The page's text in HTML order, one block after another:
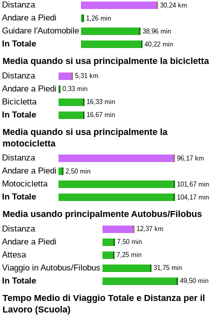
Distanza 30,24 km
Andare a Piedi 1,26 min
Guidare l'Automobile 38,96 min
In Totale 40,22 min
Media quando si usa principalmente la bicicletta
Distanza 5,31 km
Andare a Piedi 0,33 min
Bicicletta 16,33 min
In Totale 16,67 min
Media quando si usa principalmente la
motocicletta
Distanza 96,17 km
Andare a Piedi 2,50 min
Motocicletta 101,67 min
In Totale 104,17 min
Media usando principalmente Autobus/Filobus
Distanza 12,37 km
Andare a Piedi 7,50 min
Attesa 7,25 min
Viaggio in Autobus/Filobus 31,75 min
In Totale 49,50 min
Tempo Medio di Viaggio Totale e Distanza per il
Lavoro (Scuola)